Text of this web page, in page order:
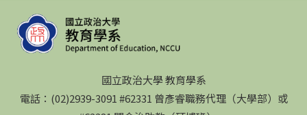
國立政治大學 教育學系
電話：(02)2939-3091 #62331 曾彥睿職務代理（大學部）或